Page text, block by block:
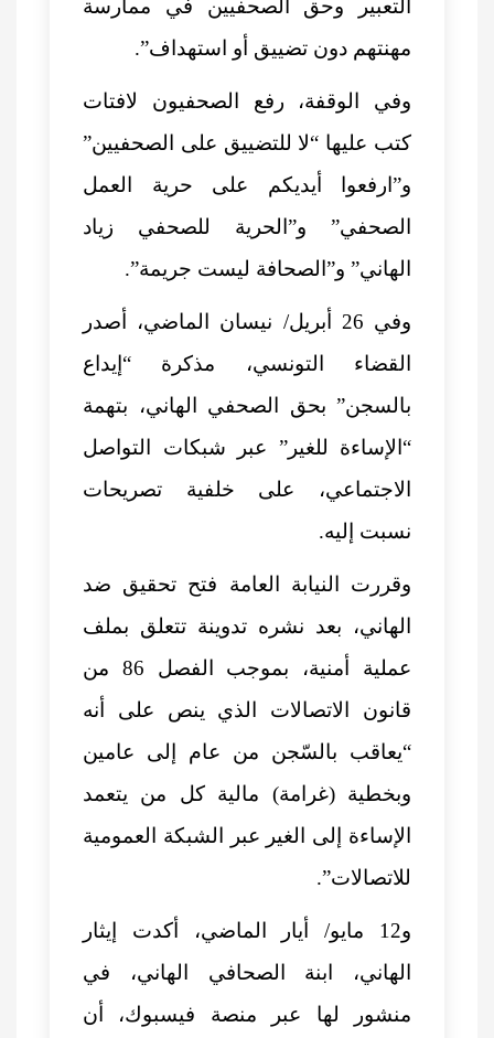
التعبير وحق الصحفيين في ممارسة
مهنتهم دون تضييق أو استهداف”.
وفي الوقفة، رفع الصحفيون لافتات
كتب عليها “لا للتضييق على الصحفيين”
و”ارفعوا أيديكم على حرية العمل
الصحفي” و”الحرية للصحفي زياد
الهاني” و”الصحافة ليست جريمة”.
وفي 26 أبريل/ نيسان الماضي، أصدر
القضاء التونسي، مذكرة “إيداع
بالسجن” بحق الصحفي الهاني، بتهمة
“الإساءة للغير” عبر شبكات التواصل
الاجتماعي، على خلفية تصريحات
نسبت إليه.
وقررت النيابة العامة فتح تحقيق ضد
الهاني، بعد نشره تدوينة تتعلق بملف
عملية أمنية، بموجب الفصل 86 من
قانون الاتصالات الذي ينص على أنه
“يعاقب بالسّجن من عام إلى عامين
وبخطية (غرامة) مالية كل من يتعمد
الإساءة إلى الغير عبر الشبكة العمومية
للاتصالات”.
و12 مايو/ أيار الماضي، أكدت إيثار
الهاني، ابنة الصحافي الهاني، في
منشور لها عبر منصة فيسبوك، أن